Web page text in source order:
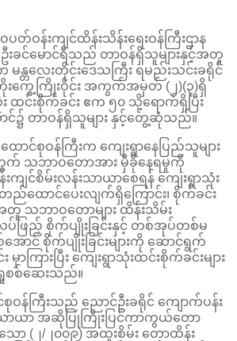
ဝန်းကျင်ထိန်းသိန်းရေးဝန်ကြီးဌာန
ဦးခင်မောင်ရီသည် တာဝန်ရှိသူများနှင့်အတူ
မန္တလေးတိုင်းဒေသကြီး ရမည်းသင်းခရိုင်
းကွေ့ကြိုးဝိုင်း အကွက်အမှတ် (၂)(၃)ရှိ
း ထင်းစိုက်ခင်း ဧက ၅၀ သို့ရောက်ရှိပြီး
င်၌ တာဝန်ရှိသူများ နှင့်တွေ့ဆုံသည်။
င်စုဝန်ကြီးက ကျေးရွာနေပြည်သူများ
သဘာဝတောအား မှီခိုနေရမှုကို
းကျင်စိမ်းလန်းသာယာစေရန် ကျေးရွာသုံး
ည်ထောင်ပေးလျက်ရှိကြောင်း၊ စိုက်ခင်း
တူ သဘာဝတောများ ထိန်းသိမ်း
ဖြည့် စိုက်ပျိုးခြင်းနှင့် တစ်အုပ်တစ်မ
ောင် စိုက်ပျိုးခြင်းများကို ဆောင်ရွက်
မှာကြားပြီး ကျေးရွာသုံးထင်းစိုက်ခင်းများ
စ်ဆေးသည်။
ဝန်ကြီးသည် ညောင်ဦးခရိုင် ကျောက်ပန်း
ာယာ အဆိုပြုကြိုးပြင်ကာကွယ်တော
ော (၂/၂၀၀၉) အထူးစိမ်း တောထိန်း